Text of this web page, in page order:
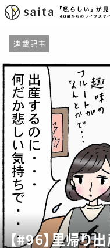
連載記事
【#96】里帰り